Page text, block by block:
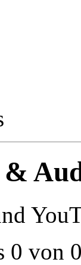
&
0 von